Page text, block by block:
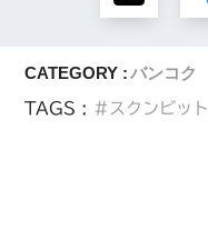
CATEGORY :バンコク
TAGS : スクンビット